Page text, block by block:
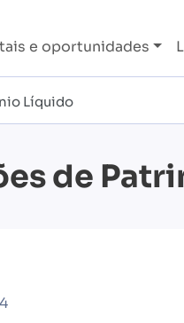
e oportunidades
Líquido
de